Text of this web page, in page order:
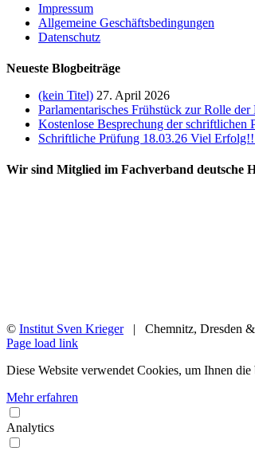
Impressum
Allgemeine Geschäftsbedingungen
Datenschutz
Neueste Blogbeiträge
(kein Titel) 27. April 2026
Parlamentarisches Frühstück zur Rolle
Kostenlose Besprechung der schriftlichen
Schriftliche Prüfung 18.03.26 Viel
Wir sind Mitglied im Fachverband deutsche
© Institut Sven Krieger| Chemnitz, Dresden
Facebook
YouTube
Instagram
Rss
Page load link
Diese Website verwendet Cookies, um Ihnen
Mehr erfahren
Analytics